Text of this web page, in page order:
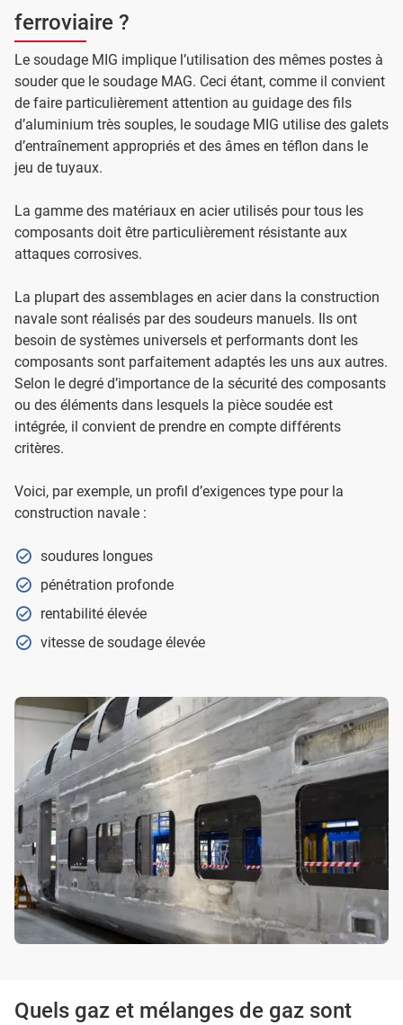
ferroviaire ?
Le soudage MIG implique l’utilisation des mêmes postes à
souder que le soudage MAG. Ceci étant, comme il convient
de faire particulièrement attention au guidage des fils
d’aluminium très souples, le soudage MIG utilise des galets
d’entraînement appropriés et des âmes en téflon dans le
jeu de tuyaux.
La gamme des matériaux en acier utilisés pour tous les
composants doit être particulièrement résistante aux
attaques corrosives.
La plupart des assemblages en acier dans la construction
navale sont réalisés par des soudeurs manuels. Ils ont
besoin de systèmes universels et performants dont les
composants sont parfaitement adaptés les uns aux autres.
Selon le degré d’importance de la sécurité des composants
ou des éléments dans lesquels la pièce soudée est
intégrée, il convient de prendre en compte différents
critères.
Voici, par exemple, un profil d’exigences type pour la
construction navale :
soudures longues
pénétration profonde
rentabilité élevée
vitesse de soudage élevée
Quels gaz et mélanges de gaz sont